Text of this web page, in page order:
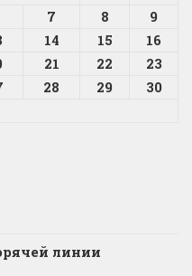
7 8
9
14 15
16
21 22
23
28 29
30
линии